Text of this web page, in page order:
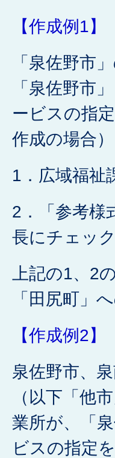
【作成例1】
「泉佐野市
「泉佐野市
ービスの指
作成の場合）
1．広域福祉
2．「参考様
長にチェッ
上記の1、2
「田尻町」
【作成例2】
泉佐野市、
（以下「他
業所が、「
ビスの指定